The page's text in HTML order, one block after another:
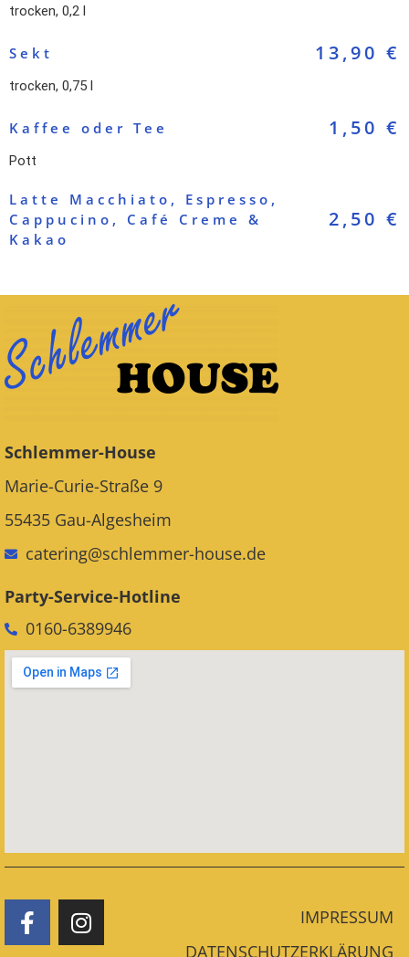
trocken, 0,2 l
Sekt 13,90 €
trocken, 0,75 l
Kaffee oder Tee 1,50 €
Pott
Latte Macchiato, Espresso,
Cappucino, Café Creme &
Kakao
2,50 €
Schlemmer-House
Marie-Curie-Straße 9
55435 Gau-Algesheim
catering@schlemmer-house.de
Party-Service-Hotline
0160-6389946
IMPRESSUM
DATENSCHUTZERKLÄRUNG